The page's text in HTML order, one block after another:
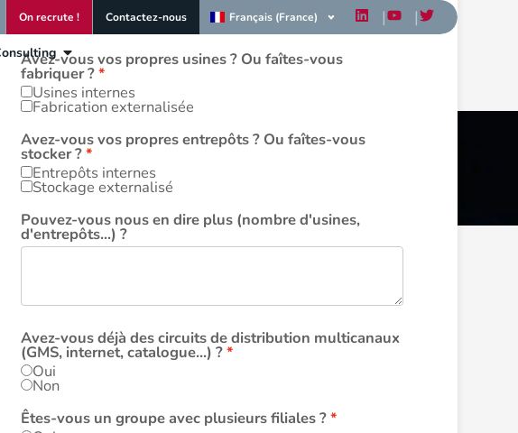
On recrute ! Contactez-nous Français (France)
50 à 100 M €, ou bilan annuel de 43 à 86 M €
≥ 100 M €, ou bilan annuel ≥ 86 M €
Avez-vous vos propres usines ? Ou faîtes-vous
fabriquer ?
Usines internes
Fabrication externalisée
Avez-vous vos propres entrepôts ? Ou faîtes-vous
stocker ?
Entrepôts internes
Stockage externalisé
Pouvez-vous nous en dire plus (nombre d'usines,
d'entrepôts...) ?
Avez-vous déjà des circuits de distribution multicanaux
(GMS, internet, catalogue...) ?
Oui
Non
Êtes-vous un groupe avec plusieurs filiales ?